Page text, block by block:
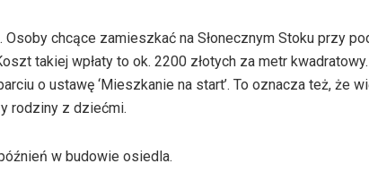
chcące zamieszkać na Słonecznym Stoku przy
takiej wpłaty to ok. 2200 złotych za metr
o ustawę ‘Mieszkanie na start’. To oznacza też, że
rodziny z dziećmi.
w budowie osiedla.